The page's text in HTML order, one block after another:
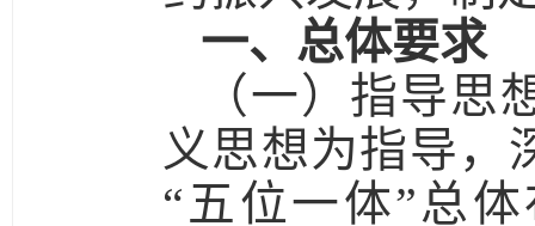
一、总体要求
（一）指导思
义思想为指导，
“五位一体”总